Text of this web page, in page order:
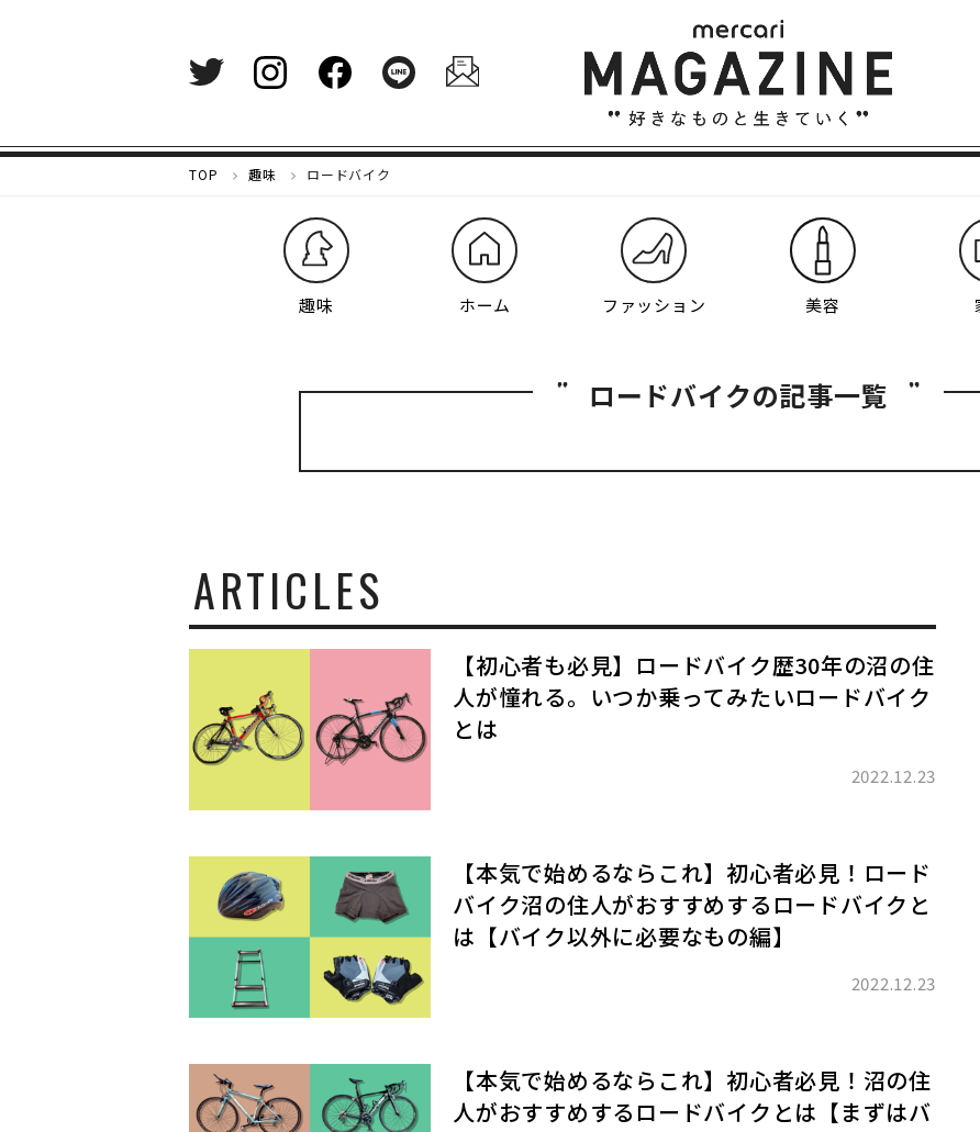
TOP
メ
い
く
趣味 ロードバイク
趣味 ホーム ファッション 美容
ロードバイクの記事一覧
ARTICLES
【初心者も必見】ロードバイク歴30年の沼の住
人が憧れる。いつか乗ってみたいロードバイク
とは
2022.12.23
【本気で始めるならこれ】初心者必見！ロード
バイク沼の住人がおすすめするロードバイクと
は【バイク以外に必要なもの編】
2022.12.23
【本気で始めるならこれ】初心者必見！沼の住
人がおすすめするロードバイクとは【まずはバ